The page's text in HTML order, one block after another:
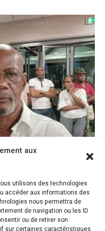
aux
utilisons des technologies
accéder aux informations des
nous permettra de
de navigation ou les ID
ou de retirer son
sur certaines caractéristiques
développait
qui aurait pu se
»